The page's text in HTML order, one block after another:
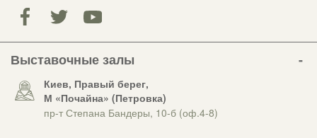
Выставочные залы
Киев, Правый берег,
М «Почайна» (Петровка)
пр-т Степана Бандеры, 10-б (оф.4-8)